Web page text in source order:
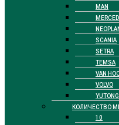
MAN
SCANIA
SETRA
TEMSA
VAN
VOLVO
YUTONG
КОЛИЧЕСТВО
10